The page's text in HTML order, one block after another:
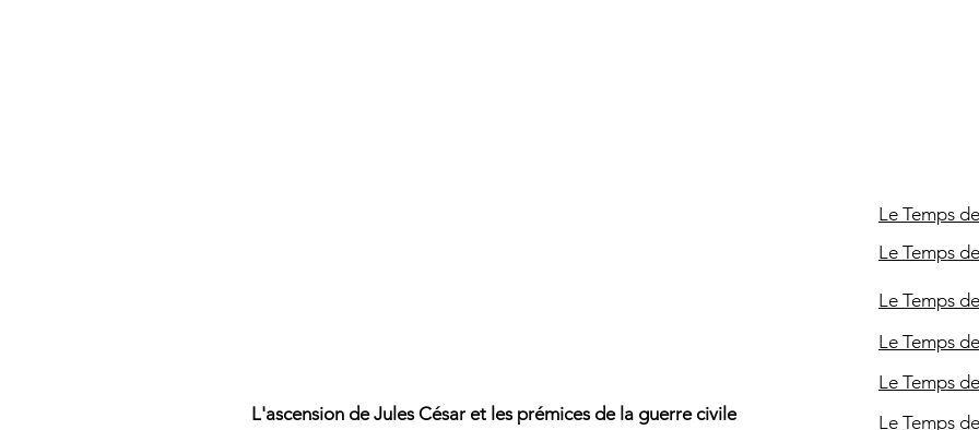
Le Temps
Le Temps
Le Temps
Le Temps
Le Temps
L'ascension de Jules César et les prémices de la guerre civile
Le Temps